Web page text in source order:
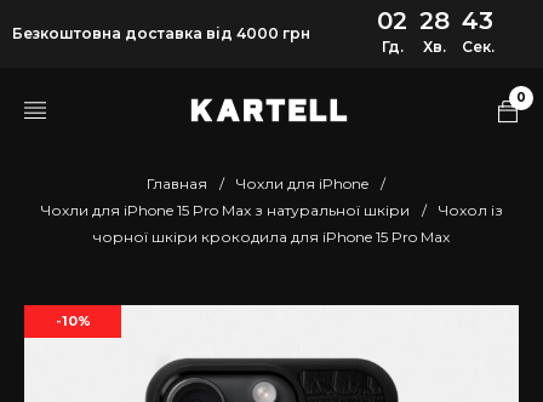
Безкоштовна доставка від 4000 грн 02
Гд.
28
Хв.
42
Сек.
0
Главная / Чохли для iPhone
/
Чохли для iPhone 15 Pro Max з натуральної шкіри
/
Чохол із
чорної шкіри крокодила для iPhone 15 Pro Max
-10%